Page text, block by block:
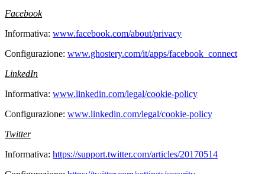
Facebook
Informativa: www.facebook.com/about/privacy
Configurazione: www.ghostery.com/it/apps/facebook_connect
LinkedIn
Informativa: www.linkedin.com/legal/cookie-policy
Configurazione: www.linkedin.com/legal/cookie-policy
Twitter
Informativa: https://support.twitter.com/articles/20170514